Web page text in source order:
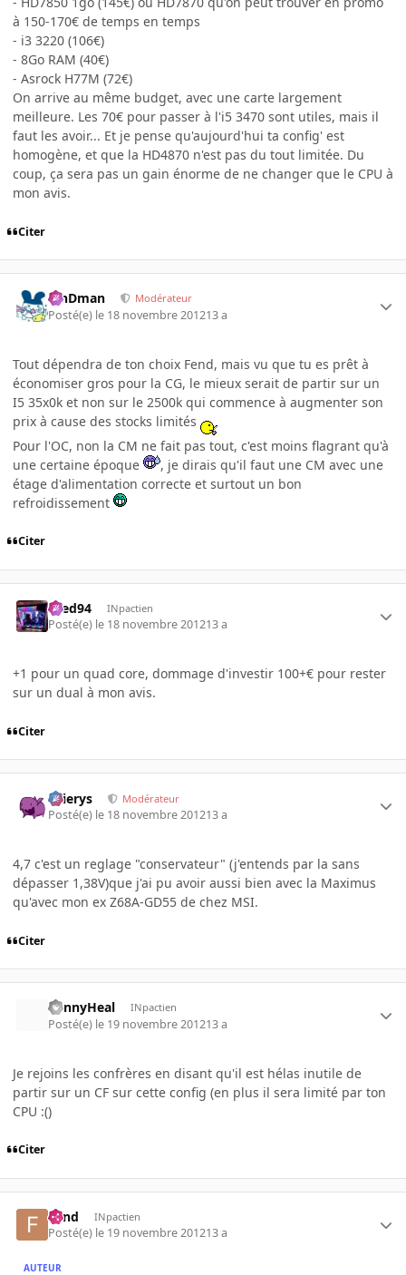
à 150-170€ de temps en temps
- i3 3220 (106€)
- 8Go RAM (40€)
- Asrock H77M (72€)
On arrive au même budget, avec une carte largement
meilleure. Les 70€ pour passer à l'i5 3470 sont utiles, mais il
faut les avoir... Et je pense qu'aujourd'hui ta config' est
homogène, et que la HD4870 n'est pas du tout limitée. Du
coup, ça sera pas un gain énorme de ne changer que le CPU à
mon avis.
Citer
RinDman Modérateur
Posté(e) le 18 novembre 201213 a
Tout dépendra de ton choix Fend, mais vu que tu es prêt à
économiser gros pour la CG, le mieux serait de partir sur un
I5 35x0k et non sur le 2500k qui commence à augmenter son
prix à cause des stocks limités
Pour l'OC, non la CM ne fait pas tout, c'est moins flagrant qu'à
une certaine époque
, je dirais qu'il faut une CM avec une
étage d'alimentation correcte et surtout un bon
refroidissement
Citer
bred94 INpactien
Posté(e) le 18 novembre 201213 a
+1 pour un quad core, dommage d'investir 100+€ pour rester
sur un dual à mon avis.
Citer
Ellierys Modérateur
Posté(e) le 18 novembre 201213 a
4,7 c'est un reglage "conservateur" (j'entends par la sans
dépasser 1,38V)que j'ai pu avoir aussi bien avec la Maximus
qu'avec mon ex Z68A-GD55 de chez MSI.
Citer
BennyHeal INpactien
Posté(e) le 19 novembre 201213 a
Je rejoins les confrères en disant qu'il est hélas inutile de
partir sur un CF sur cette config (en plus il sera limité par ton
CPU :()
Citer
Fend INpactien
Posté(e) le 19 novembre 201213 a
AUTEUR